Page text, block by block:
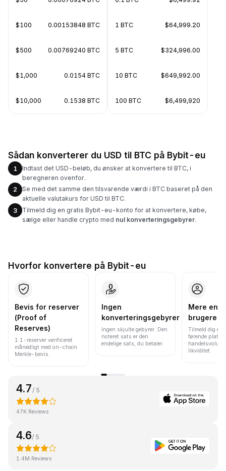
$100 0.00153848 BTC
$500 0.00769240 BTC
$1,000 0.0154 BTC
$10,000 0.1538 BTC
1 BTC $64,999.20
5 BTC $324,996.00
10 BTC $649,992.00
100 BTC $6,499,920
Sådan konverterer du USD til BTC på Bybit-eu
1
Indtast det USD-beløb, du ønsker at konvertere til BTC, i
beregneren ovenfor.
2
Se med det samme den tilsvarende værdi i BTC baseret på den
aktuelle valutakurs for USD til BTC.
3
Tilmeld dig en gratis Bybit-eu-konto for at konvertere, købe,
sælge eller handle crypto med nul konverteringsgebyrer.
Hvorfor konvertere på Bybit-eu
Bevis for reserver
(Proof of
Reserves)
1:1-reserver verificeret
månedligt med on-chain
Merkle-bevis.
Ingen
konverteringsgebyrer
Ingen skjulte gebyrer. Den
noteret sats er den
endelige sats, du betaler.
Mere end
brugere
Tilmeld dig en
førende
likviditet.
4.7 / 5
47K Reviews
4.6/ 5
1.4M Reviews